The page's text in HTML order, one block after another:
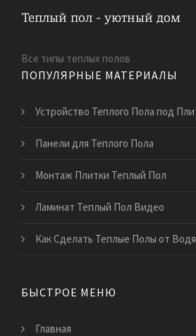
Все типы теплых полов
ПОПУЛЯРНЫЕ МАТЕРИАЛЫ
Устройство Теплого Пола под
Панели для Теплого Пола
Монтаж Плитки Теплый Пол
Ламинат Теплый Пол Видео
Как Сделать Теплые Полы от
БЫСТРОЕ МЕНЮ
Главная